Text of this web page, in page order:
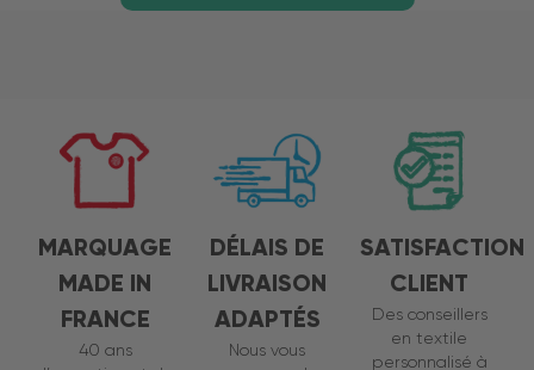
MARQUAGE
MADE IN
FRANCE
40 ans
DÉLAIS DE
LIVRAISON
ADAPTÉS
Nous vous
SATISFACTION
CLIENT
Des conseillers
en textile
personnalisé à